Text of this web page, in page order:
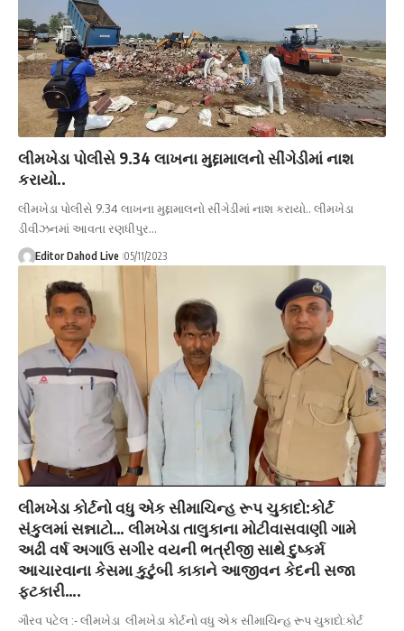
લીમખેડા પોલીસે 9.34 લાખના મુદ્દામાલનો સીંગેડીમાં નાશ
કરાયો..
લીમખેડા પોલીસે 9.34 લાખના મુદ્દામાલનો સીંગેડીમાં નાશ કરાયો.. લીમખેડા
ડીવીઝનમાં આવતા રણધીપુર…
Editor Dahod Live 05/11/2023
લીમખેડા કોર્ટનો વધુ એક સીમાચિન્હ રૂપ ચુકાદો:કોર્ટ
સંકુલમાં સન્નાટો… લીમખેડા તાલુકાના મોટીવાસવાણી ગામે
અઢી વર્ષ અગાઉ સગીર વયની ભત્રીજી સાથે દુષ્કર્મ
આચારવાના કેસમા કુટુંબી કાકાને આજીવન કેદની સજા
ફટકારી….
ગૌરવ પટેલ :- લીમખેડા લીમખેડા કોર્ટનો વધુ એક સીમાચિન્હ રૂપ ચુકાદો:કોર્ટ